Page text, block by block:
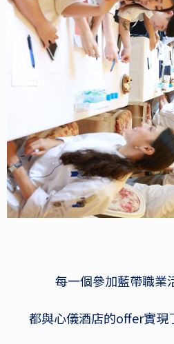
每一個參加藍帶職業
都與心儀酒店的offer實現